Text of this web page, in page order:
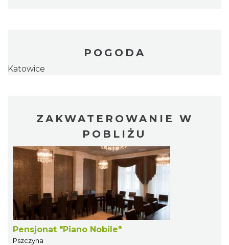
POGODA
Katowice
ZAKWATEROWANIE W
POBLIŻU
Pensjonat "Piano Nobile"
Pszczyna